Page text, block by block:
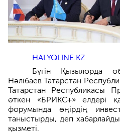
HALYQLINE.KZ
Бүгін Қызылорда
Нәлібаев Татарстан
Татарстан Республикасы
өткен «БРИКС+» елдері
форумында өңірдің
таныстырды, деп
қызметі.